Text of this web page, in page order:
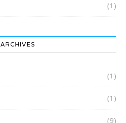
(1)
ARCHIVES
(1)
(1)
(9)